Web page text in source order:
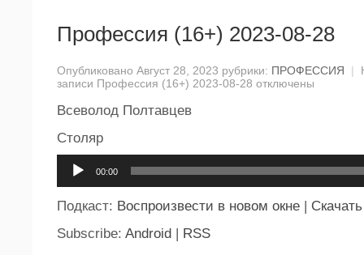
Профессия (16+) 2023-08-28
Опубликовано Август 28, 2023 рубрики: ПРОФЕССИЯ |
записи Профессия (16+) 2023-08-28 отключены
Всеволод Полтавцев
Столяр
00:00
Подкаст: Воспроизвести в новом окне
Скачать
Subscribe: Android RSS